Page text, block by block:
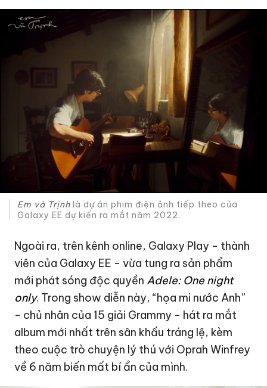
Em và Trịnhlà dự án phim điện ảnh tiếp theo của
Galaxy EE dự kiến ra mắt năm 2022.
Ngoài ra, trên kênh online, Galaxy Play - thành
viên của Galaxy EE - vừa tung ra sản phẩm
mới phát sóng độc quyền Adele: One night
only. Trong show diễn này, “họa mi nước Anh”
- chủ nhân của 15 giải Grammy - hát ra mắt
album mới nhất trên sân khấu tráng lệ, kèm
theo cuộc trò chuyện lý thú với Oprah Winfrey
về 6 năm biến mất bí ẩn của mình.